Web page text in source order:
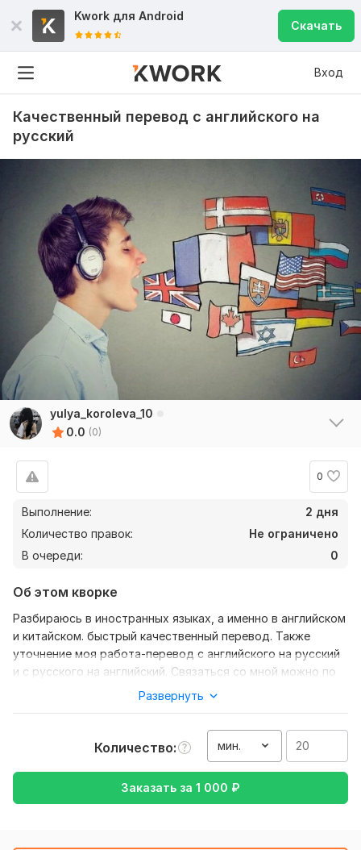
Kwork для Android
Скачать
Вход
Качественный перевод с английского на
русский
yulya_koroleva_10
0.0 (0)
0
Выполнение:
2 дня
Количество правок:
Не ограничено
В очереди:
0
Об этом кворке
Разбираюсь в иностранных языках, а именно в английском
и китайском. быстрый качественный перевод. Также
уточнение моя работа-перевод с английского на русский
и с русского на английский. Связаться со мной можно по
телеграмму@bananasskksn
Что бы выполнить ваш заказ мне нужен текст желательно
в формате документа или фото, также аудио или видео
записи
Тематика:
Язык перевода:
Развернуть
Количество мин.
Заказать за 1 000 ₽